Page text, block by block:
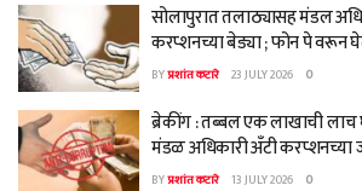
सोलापुरात तलाठ्यासह मंडल
करप्शनच्या बेड्या ; फोन पे वरून
BYप्रशांत कटारे 23 JULY 2026 0
ब्रेकींग : तब्बल एक लाखाची लाच
मंडळ अधिकारी अँटी करप्शनच्या
BYप्रशांत कटारे 13 JULY 2026 0